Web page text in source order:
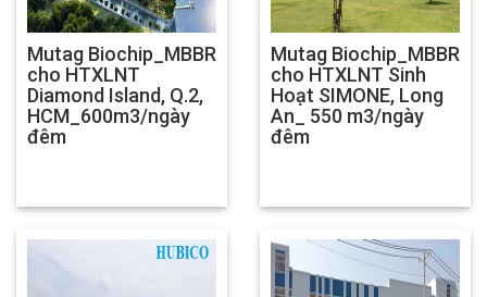
Mutag Biochip_MBBR
cho HTXLNT
Diamond Island, Q.2,
HCM_600m3/ngày
đêm
Mutag Biochip_MBBR
cho HTXLNT Sinh
Hoạt SIMONE, Long
An_ 550 m3/ngày
đêm